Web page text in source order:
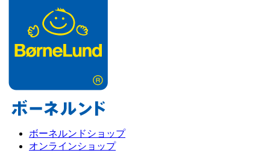
ボーネルンドショップ
オンラインショップ